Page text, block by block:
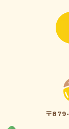
〒